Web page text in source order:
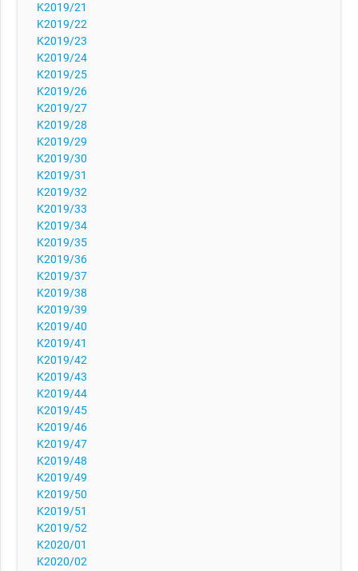
K2019/21
K2019/22
K2019/23
K2019/24
K2019/25
K2019/26
K2019/27
K2019/28
K2019/29
K2019/30
K2019/31
K2019/32
K2019/33
K2019/34
K2019/35
K2019/36
K2019/37
K2019/38
K2019/39
K2019/40
K2019/41
K2019/42
K2019/43
K2019/44
K2019/45
K2019/46
K2019/47
K2019/48
K2019/49
K2019/50
K2019/51
K2019/52
K2020/01
K2020/02